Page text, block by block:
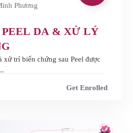
Phương
DA & XỬ LÝ
xử trí biến chứng sau Peel được
Get Enrolled